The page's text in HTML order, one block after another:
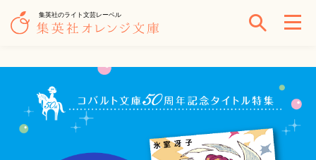
集英社のライト文芸レーベル